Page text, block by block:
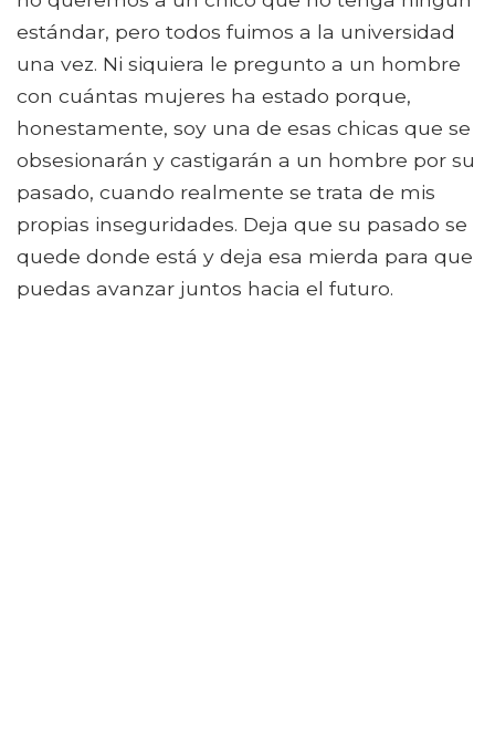
estándar, pero todos fuimos a la universidad
una vez. Ni siquiera le pregunto a un hombre
con cuántas mujeres ha estado porque,
honestamente, soy una de esas chicas que se
obsesionarán y castigarán a un hombre por su
pasado, cuando realmente se trata de mis
propias inseguridades. Deja que su pasado se
quede donde está y deja esa mierda para que
puedas avanzar juntos hacia el futuro.